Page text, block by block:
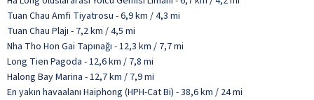
Tuan Chau Amfi Tiyatrosu - 6,9 km / 4,3 mi
Tuan Chau Plajı - 7,2 km / 4,5 mi
Nha Tho Hon Gai Tapınağı - 12,3 km / 7,7 mi
Long Tien Pagoda - 12,6 km / 7,8 mi
Halong Bay Marina - 12,7 km / 7,9 mi
En yakın havaalanı Haiphong (HPH-Cat Bi) - 38,6 km / 24 mi